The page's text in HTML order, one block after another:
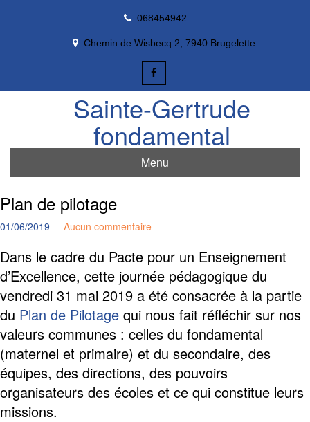
068454942
Chemin de Wisbecq 2, 7940 Brugelette
Sainte-Gertrude
fondamental
Menu
Plan de pilotage
01/06/2019 Aucun commentaire
Dans le cadre du Pacte pour un Enseignement
d’Excellence, cette journée pédagogique du
vendredi 31 mai 2019 a été consacrée à la partie
du Plan de Pilotage qui nous fait réfléchir sur nos
valeurs communes : celles du fondamental
(maternel et primaire) et du secondaire, des
équipes, des directions, des pouvoirs
organisateurs des écoles et ce qui constitue leurs
missions.